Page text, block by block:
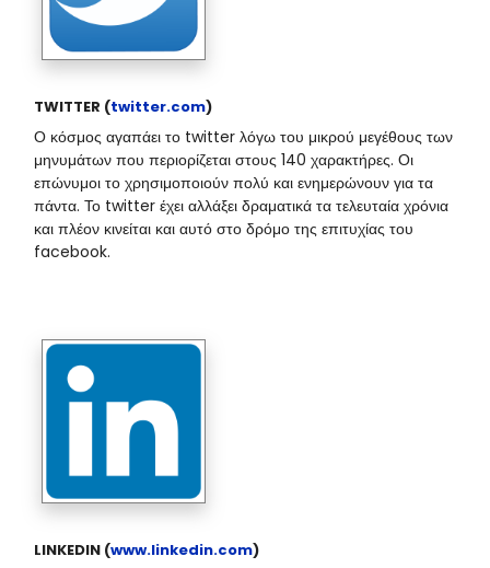
TWITTER (twitter.com)
Ο κόσμος αγαπάει το twitter λόγω του μικρού μεγέθους των
μηνυμάτων που περιορίζεται στους 140 χαρακτήρες. Οι
επώνυμοι το χρησιμοποιούν πολύ και ενημερώνουν για τα
πάντα. Το twitter έχει αλλάξει δραματικά τα τελευταία χρόνια
και πλέον κινείται και αυτό στο δρόμο της επιτυχίας του
facebook.
LINKEDIN (www.linkedin.com)